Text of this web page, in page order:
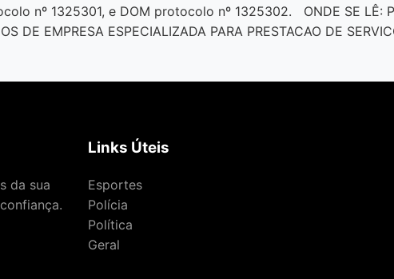
nº 1325301, e DOM protocolo nº 1325302. ONDE SE LÊ:
DE EMPRESA ESPECIALIZADA PARA PRESTACAO DE
da sua
Links Úteis
Esportes
Polícia
Política
Geral